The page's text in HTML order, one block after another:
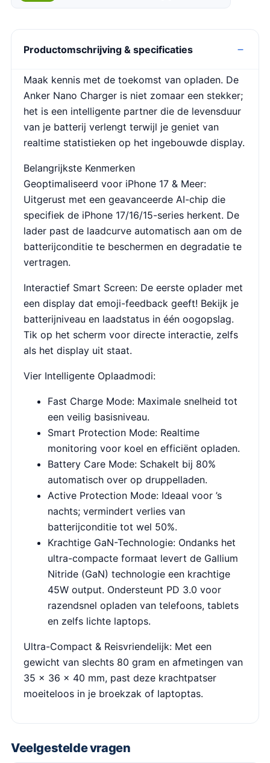
Productomschrijving & specificaties
Maak kennis met de toekomst van opladen. De
Anker Nano Charger is niet zomaar een stekker;
het is een intelligente partner die de levensduur
van je batterij verlengt terwijl je geniet van
realtime statistieken op het ingebouwde display.
Belangrijkste Kenmerken
Geoptimaliseerd voor iPhone 17 & Meer:
Uitgerust met een geavanceerde AI-chip die
specifiek de iPhone 17/16/15-series herkent. De
lader past de laadcurve automatisch aan om de
batterijconditie te beschermen en degradatie te
vertragen.
Interactief Smart Screen: De eerste oplader met
een display dat emoji-feedback geeft! Bekijk je
batterijniveau en laadstatus in één oogopslag.
Tik op het scherm voor directe interactie, zelfs
als het display uit staat.
Vier Intelligente Oplaadmodi:
Fast Charge Mode: Maximale snelheid tot
een veilig basisniveau.
Smart Protection Mode: Realtime
monitoring voor koel en efficiënt opladen.
Battery Care Mode: Schakelt bij 80%
automatisch over op druppelladen.
Active Protection Mode: Ideaal voor ’s
nachts; vermindert verlies van
batterijconditie tot wel 50%.
Krachtige GaN-Technologie: Ondanks het
ultra-compacte formaat levert de Gallium
Nitride (GaN) technologie een krachtige
45W output. Ondersteunt PD 3.0 voor
razendsnel opladen van telefoons, tablets
en zelfs lichte laptops.
Ultra-Compact & Reisvriendelijk: Met een
gewicht van slechts 80 gram en afmetingen van
35 × 36 × 40 mm, past deze krachtpatser
moeiteloos in je broekzak of laptoptas.
Veelgestelde vragen